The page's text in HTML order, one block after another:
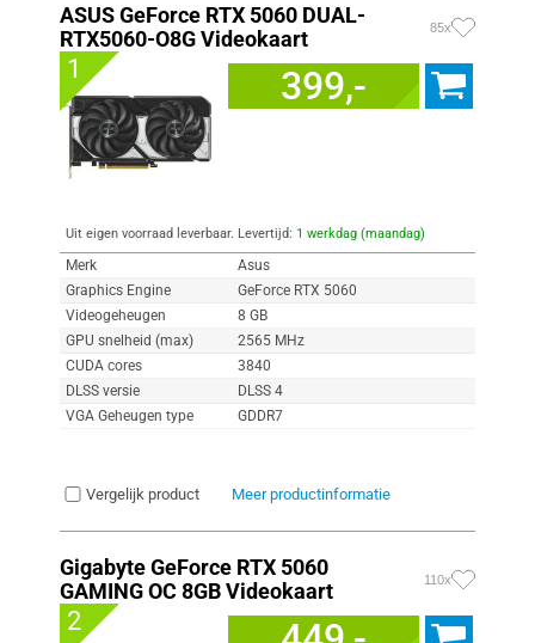
ASUS GeForce RTX 5060 DUAL-
RTX5060-O8G Videokaart
85x
1 399,-
Uit eigen voorraad leverbaar. Levertijd: 1 werkdag (maandag)
Merk
Asus
Graphics Engine
GeForce RTX 5060
Videogeheugen
8 GB
GPU snelheid (max)
2565 MHz
CUDA cores
3840
DLSS versie
DLSS 4
VGA Geheugen type
GDDR7
Vergelijk product Meer productinformatie
Gigabyte GeForce RTX 5060
GAMING OC 8GB Videokaart
110x
2